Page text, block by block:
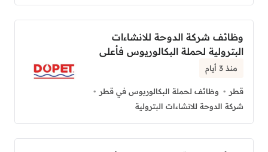
وظائف شركة الدوحة للانشاءات
البترولية لحملة البكالوريوس فأعلى
منذ 3 أيام
قطر
وظائف لحملة البكالوريوس في قطر
شركة الدوحة للانشاءات البترولية